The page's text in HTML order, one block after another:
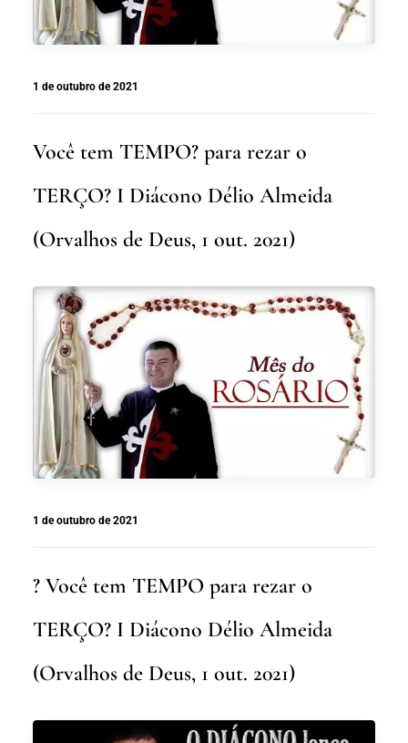
1 de outubro de 2021
Você tem TEMPO? para rezar o
TERÇO? I Diácono Délio Almeida
(Orvalhos de Deus, 1 out. 2021)
1 de outubro de 2021
? Você tem TEMPO para rezar o
TERÇO? I Diácono Délio Almeida
(Orvalhos de Deus, 1 out. 2021)